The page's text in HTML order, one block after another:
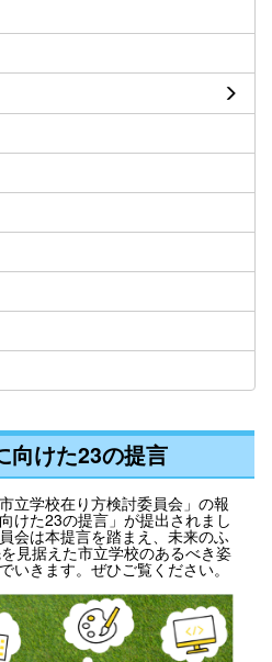
向けた23の提言
立学校在り方検討委員会」の報
けた23の提言」が提出されまし
会は本提言を踏まえ、未来のふ
見据えた市立学校のあるべき姿
いきます。ぜひご覧ください。